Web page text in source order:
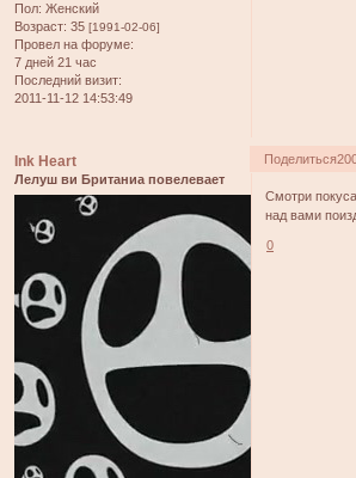
Пол: Женский
Возраст: 35 [1991-02-06]
Провел на форуме:
7 дней 21 час
Последний визит:
2011-11-12 14:53:49
Поделиться
Ink Heart
Лелуш ви Британиа повелевает
Смотри
над вами
0